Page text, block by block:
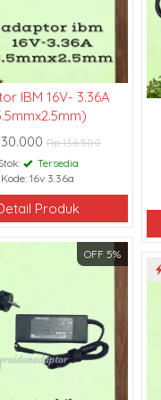
IBM 16V- 3.36A
Rp 136.500
Tersedia
Kode: 16v 3.36a
Produk
OFF 5%